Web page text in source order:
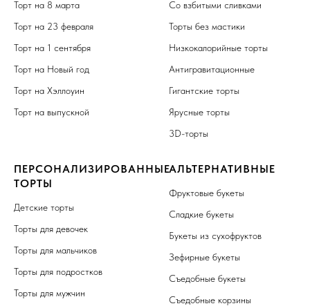
Торт на 8 марта
Торт на 23 февраля
Торт на 1 сентября
Торт на Новый год
Торт на Хэллоуин
Торт на выпускной
Со взбитыми сливками
Торты без мастики
Низкокалорийные торты
Антигравитационные
Гигантские торты
Ярусные торты
3D-торты
ПЕРСОНАЛИЗИРОВАННЫЕ
ТОРТЫ
Детские торты
Торты для девочек
Торты для мальчиков
Торты для подростков
Торты для мужчин
АЛЬТЕРНАТИВНЫЕ
Фруктовые букеты
Сладкие букеты
Букеты из сухофруктов
Зефирные букеты
Съедобные букеты
Съедобные корзины